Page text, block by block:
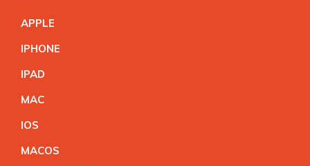
APPLE
IPHONE
IPAD
MAC
IOS
MACOS